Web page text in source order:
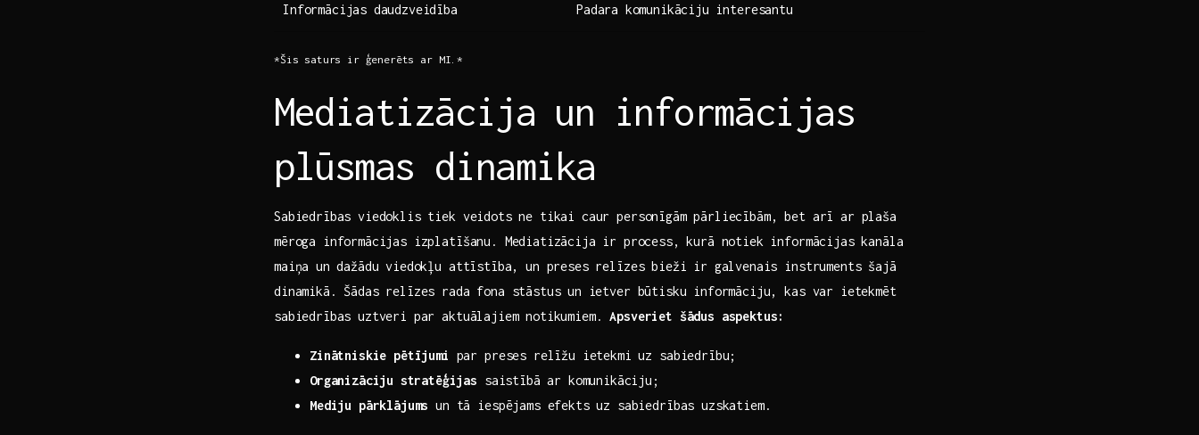
Informācijas ⁤daudzveidība Padara ⁢komunikāciju ⁣interesantu
*Šis saturs‌ ir ģenerēts ar MI.*
Mediatizācija ⁤un⁤ informācijas
plūsmas dinamika
Sabiedrības​ viedoklis tiek veidots ne tikai caur personīgām pārliecībām, bet arī ar plaša
mēroga​ informācijas izplatīšanu. Mediatizācija⁢ ir process, kurā notiek informācijas ‍kanāla
maiņa⁤ un dažādu viedokļu attīstība, un preses relīzes bieži ir galvenais instruments šajā
dinamikā. Šādas relīzes rada fona stāstus⁢ un ietver būtisku informāciju, kas var ietekmēt
sabiedrības uztveri ​par aktuālajiem notikumiem.Apsveriet šādus aspektus:
Zinātniskie pētījumi par preses relīžu ietekmi uz sabiedrību;
Organizāciju⁣ stratēģijas saistībā ar komunikāciju;
Mediju pārklājums un tā iespējams efekts uz sabiedrības uzskatiem.